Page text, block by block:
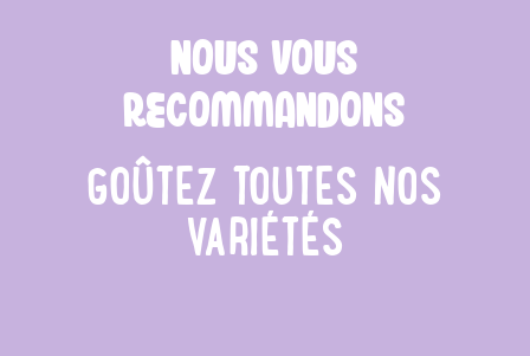
NOUS VOUS
RECOMMANDONS
GOÛTEZ TOUTES NOS
VARIÉTÉS